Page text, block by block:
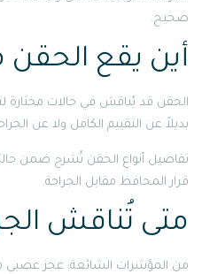
صحيح.
أين يقع
الحقن قد يُناقش في حالات مختارة
بديلاً عن التقييم الكامل ولا عن
تفاصيل أنواع الحقن تُشرح ضمن
قرار المحافظ مقابل الجراحة.
متى تُناقش
من المؤشرات الشائعة: عجز عصبي